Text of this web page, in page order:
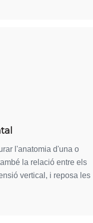
l'anatomia d'una o
la relació entre els
vertical, i reposa les